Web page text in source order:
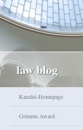
law blog
Zum Inhalt wechseln
Zum sekundären
Kanzlei-Homepage
Grimme Award